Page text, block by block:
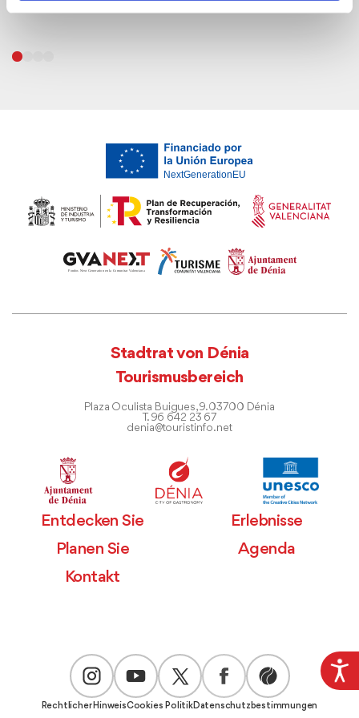
Stadtrat von Dénia
Tourismusbereich
Plaza Oculista Buigues, 9. 03700 Dénia
T. 96 642 23 67
denia@touristinfo.net
Entdecken Sie
Erlebnisse
Planen Sie
Agenda
Kontakt
Rechtlicher HinweisCookies PolitikDatenschutzbestimmungen